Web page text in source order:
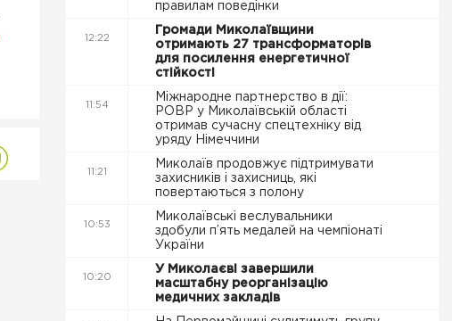
правилам поведінки
12:22
Громади Миколаївщини
отримають 27 трансформаторів
для посилення енергетичної
стійкості
11:54
Міжнародне партнерство в дії:
РОВР у Миколаївській області
отримав сучасну спецтехніку від
уряду Німеччини
11:21
Миколаїв продовжує підтримувати
захисників і захисниць, які
повертаються з полону
10:53
Миколаївські веслувальники
здобули п’ять медалей на чемпіонаті
України
10:20
У Миколаєві завершили
масштабну реорганізацію
медичних закладів